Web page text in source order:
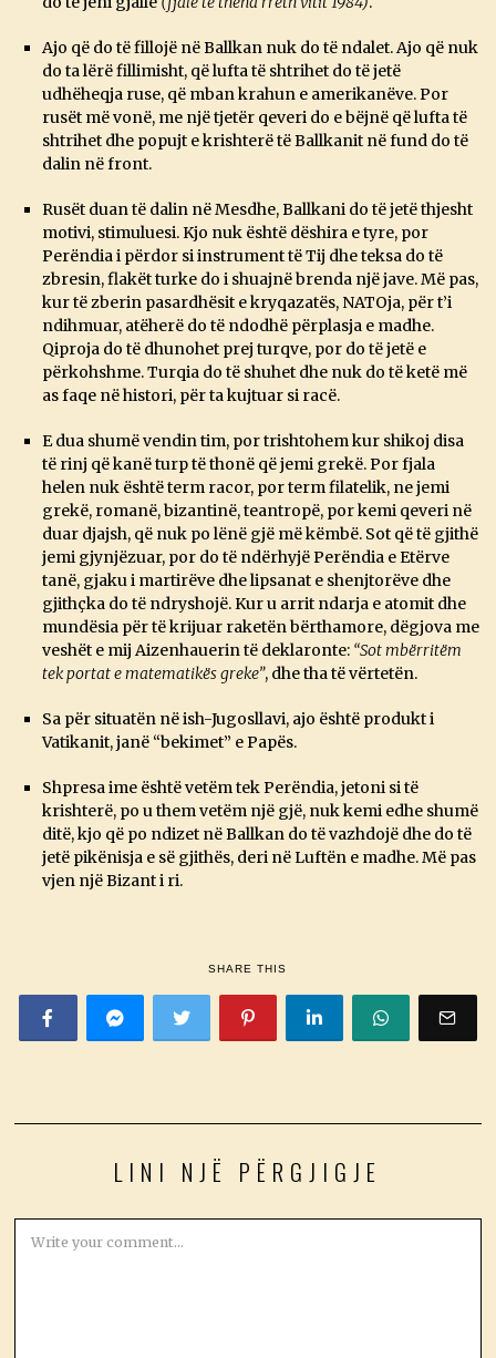
Ajo që do të fillojë në Ballkan nuk do të ndalet. Ajo që nuk
do ta lërë fillimisht, që lufta të shtrihet do të jetë
udhëheqja ruse, që mban krahun e amerikanëve. Por
rusët më vonë, me një tjetër qeveri do e bëjnë që lufta të
shtrihet dhe popujt e krishterë të Ballkanit në fund do të
dalin në front.
Rusët duan të dalin në Mesdhe, Ballkani do të jetë thjesht
motivi, stimuluesi. Kjo nuk është dëshira e tyre, por
Perëndia i përdor si instrument të Tij dhe teksa do të
zbresin, flakët turke do i shuajnë brenda një jave. Më pas,
kur të zberin pasardhësit e kryqazatës, NATOja, për t’i
ndihmuar, atëherë do të ndodhë përplasja e madhe.
Qiproja do të dhunohet prej turqve, por do të jetë e
përkohshme. Turqia do të shuhet dhe nuk do të ketë më
as faqe në histori, për ta kujtuar si racë.
E dua shumë vendin tim, por trishtohem kur shikoj disa
të rinj që kanë turp të thonë që jemi grekë. Por fjala
helen nuk është term racor, por term filatelik, ne jemi
grekë, romanë, bizantinë, teantropë, por kemi qeveri në
duar djajsh, që nuk po lënë gjë më këmbë. Sot që të gjithë
jemi gjynjëzuar, por do të ndërhyjë Perëndia e Etërve
tanë, gjaku i martirëve dhe lipsanat e shenjtorëve dhe
gjithçka do të ndryshojë. Kur u arrit ndarja e atomit dhe
mundësia për të krijuar raketën bërthamore, dëgjova me
veshët e mij Aizenhauerin të deklaronte: “Sot mbërritëm
tek portat e matematikës greke”, dhe tha të vërtetën.
Sa për situatën në ish-Jugosllavi, ajo është produkt i
Vatikanit, janë “bekimet” e Papës.
Shpresa ime është vetëm tek Perëndia, jetoni si të
krishterë, po u them vetëm një gjë, nuk kemi edhe shumë
ditë, kjo që po ndizet në Ballkan do të vazhdojë dhe do të
jetë pikënisja e së gjithës, deri në Luftën e madhe. Më pas
vjen një Bizant i ri.
SHARE THIS
LINI NJË PËRGJIGJE